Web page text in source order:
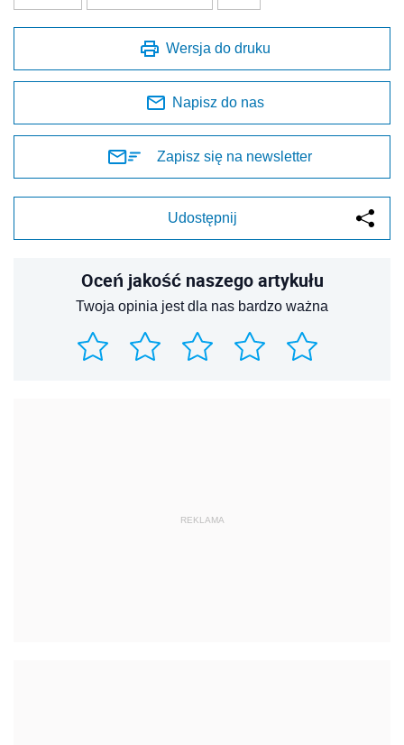
Wersja do druku
Napisz do nas
Zapisz się na newsletter
Udostępnij
Oceń jakość naszego artykułu
Twoja opinia jest dla nas bardzo ważna
REKLAMA